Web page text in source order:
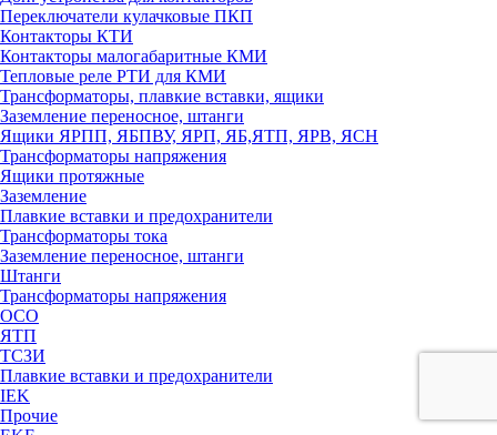
Переключатели кулачковые ПКП
Контакторы КТИ
Контакторы малогабаритные КМИ
Тепловые реле РTИ для КМИ
Трансформаторы, плавкие вставки, ящики
Заземление переносное, штанги
Ящики ЯРПП, ЯБПВУ, ЯРП, ЯБ,ЯТП, ЯРВ, ЯСН
Трансформаторы напряжения
Ящики протяжные
Заземление
Плавкие вставки и предохранители
Трансформаторы тока
Заземление переносное, штанги
Штанги
Трансформаторы напряжения
ОСО
ЯТП
ТСЗИ
Плавкие вставки и предохранители
IEK
Прочие